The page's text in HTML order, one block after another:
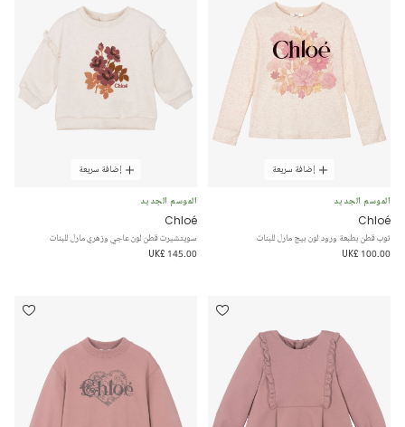
إضافة سريعة
الموسم الجديد
Chloé
توب قطن بطبعة ورود لون بيج مارل للبنات
UK£ 100.00
إضافة سريعة
الموسم الجديد
Chloé
سويتشيرت قطن لون عاجي وزهري مارل للبنات
UK£ 145.00